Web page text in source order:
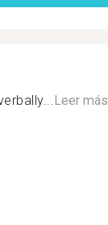
Leer más